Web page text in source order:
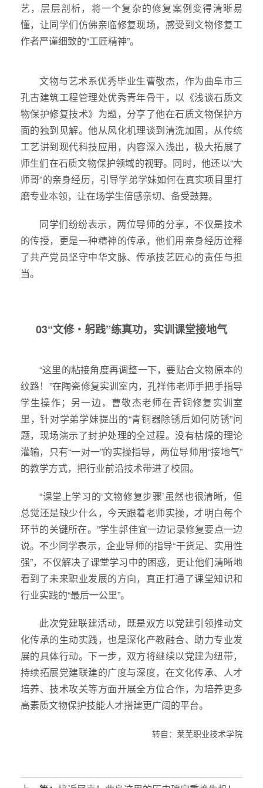
艺，层层剖析，将一个复杂的修复案例变得清晰易
懂，让同学们仿佛亲临修复现场，感受到文物修复工
作者严谨细致的“工匠精神”。
文物与艺术系优秀毕业生曹敬杰，作为曲阜市三
孔古建筑工程管理处优秀青年骨干，以《浅谈石质文
物保护修复技术》为题，分享了他在石质文物保护方
面的独到见解。他从风化机理谈到清洗加固，从传统
工艺讲到现代科技应用，内容深入浅出，极大拓展了
师生们在石质文物保护领域的视野。同时，他还以“大
师哥”的亲身经历，引导学弟学妹如何在真实项目里打
磨专业本领，让在场学生倍感亲切、备受鼓舞。
同学们纷纷表示，两位导师的分享，不仅是技术
的传授，更是一种精神的传承，他们用亲身经历诠释
了共产党员坚守中华文脉、传承技艺匠心的责任与担
当。
03“文修・躬践”练真功，实训课堂接地气
“这里的粘接角度再调整一下，要贴合文物原本的
纹路！”在陶瓷修复实训室内，孔祥伟老师手把手指导
学生操作；另一边，曹敬杰老师在青铜修复实训室
里，针对学弟学妹提出的“青铜器除锈后如何防锈”问
题，现场演示了封护处理的全过程。没有枯燥的理论
灌输，只有“一对一”的实操指导，两位导师用“接地气”
的教学方式，把行业前沿技术带进了校园。
“课堂上学习的‘文物修复步骤’虽然也很清晰，但
总觉还是缺少什么，今天跟着老师实操，才明白每个
环节的关键所在。”学生郭佳宜一边记录修复要点一边
说。不少同学表示，企业导师的指导“干货足、实用性
强”，不仅解决了课堂学习中的困惑，更让他们清晰地
看到了未来职业发展的方向，真正打通了课堂知识和
行业实践的“最后一公里”。
此次党建联建活动，既是双方以党建引领推动文
化传承的生动实践，也是深化产教融合、助力专业发
展的具体行动。下一步，双方将继续以党建为纽带，
持续拓展党建联建的广度与深度，在文化传承、人才
培养、技术攻关等方面开展全方位合作，为培养更多
高素质文物保护技能人才搭建更广阔的平台。
转自：莱芜职业技术学院